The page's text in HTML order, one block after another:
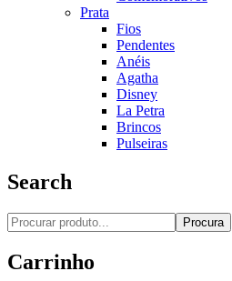
Prata
Fios
Pendentes
Anéis
Agatha
Disney
La Petra
Brincos
Pulseiras
Search
Procura
Carrinho